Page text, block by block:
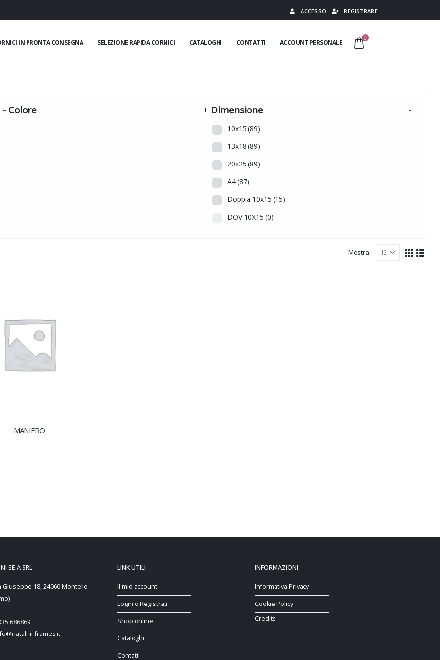
ACCESSO REGISTRARE
IN PRONTA CONSEGNA SELEZIONE RAPIDA CORNICI CATALOGHI CONTATTI ACCOUNT PERSONALE
0
- Colore + Dimensione -
10x15 (89)
13x18 (89)
20x25 (89)
A4(87)
Doppia 10x15 (15)
DOV 10X15 (0)
Mostra:
MANIERO
SE.A SRL
Giuseppe 18, 24060 Montello
686869
frames.it
LINK UTILI
Il mio account
Login o Registrati
Shop online
Cataloghi
Contatti
INFORMAZIONI
Informativa Privacy
Cookie Policy
Credits